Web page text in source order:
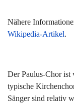
Nähere
Wikipedia-Artikel.
Der Paulus-Chor ist
typische
Sänger sind relativ